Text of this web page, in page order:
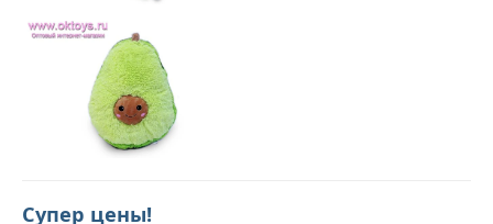
Супер цены!